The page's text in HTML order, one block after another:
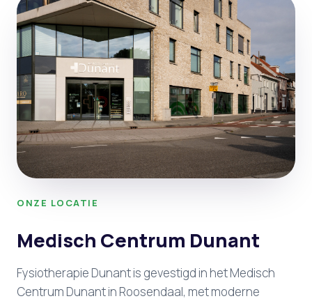
ONZE LOCATIE
Medisch Centrum Dunant
Fysiotherapie Dunant is gevestigd in het Medisch
Centrum Dunant in Roosendaal, met moderne